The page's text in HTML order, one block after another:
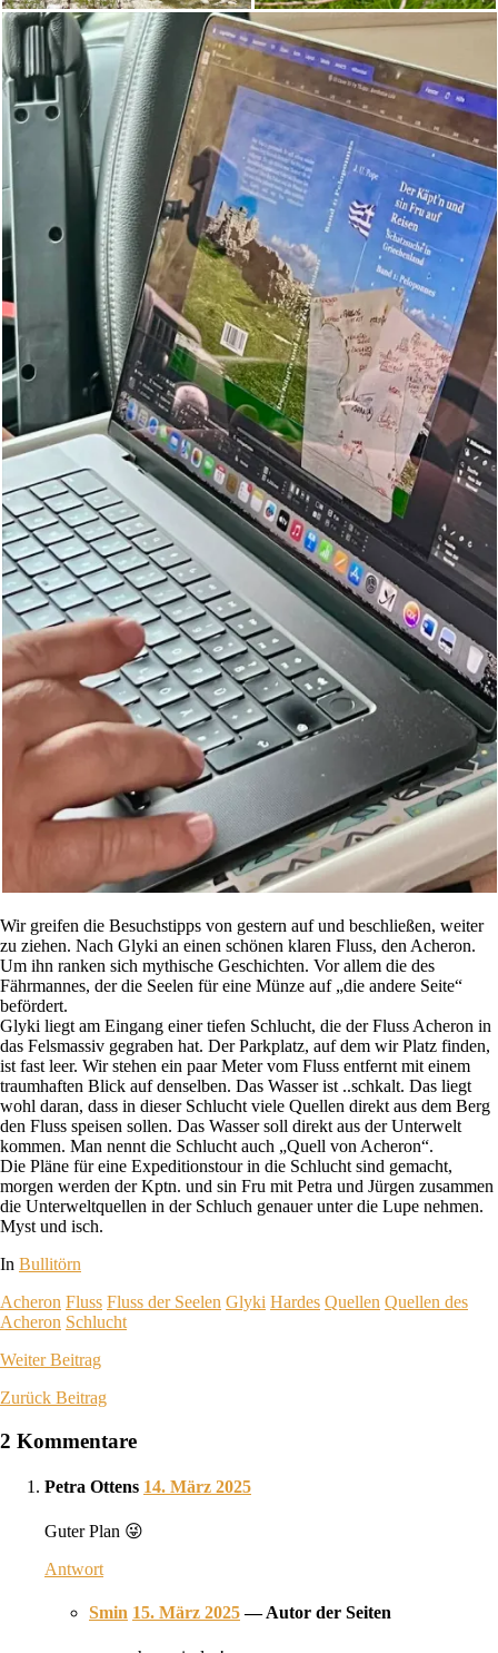
Wir greifen die Besuchstipps von gestern auf und beschließen, weiter
zu ziehen. Nach Glyki an einen schönen klaren Fluss, den Acheron.
Um ihn ranken sich mythische Geschichten. Vor allem die des
Fährmannes, der die Seelen für eine Münze auf „die andere Seite“
befördert.
Glyki liegt am Eingang einer tiefen Schlucht, die der Fluss Acheron in
das Felsmassiv gegraben hat. Der Parkplatz, auf dem wir Platz finden,
ist fast leer. Wir stehen ein paar Meter vom Fluss entfernt mit einem
traumhaften Blick auf denselben. Das Wasser ist ..schkalt. Das liegt
wohl daran, dass in dieser Schlucht viele Quellen direkt aus dem Berg
den Fluss speisen sollen. Das Wasser soll direkt aus der Unterwelt
kommen. Man nennt die Schlucht auch „Quell von Acheron“.
Die Pläne für eine Expeditionstour in die Schlucht sind gemacht,
morgen werden der Kptn. und sin Fru mit Petra und Jürgen zusammen
die Unterweltquellen in der Schluch genauer unter die Lupe nehmen.
Myst und isch.
In Bullitörn
Acheron Fluss Fluss der Seelen Glyki Hardes Quellen Quellen des
Acheron Schlucht
WeiterBeitrag
Zurück Beitrag
2 Kommentare
Petra Ottens 14. März 2025
Guter Plan 😜
Antwort
Smin 15. März 2025— Autor der Seiten